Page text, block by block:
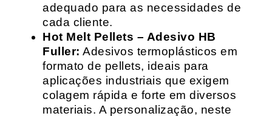
adequado para as necessidades de
cada cliente.
Hot Melt Pellets – Adesivo HB
Fuller: Adesivos termoplásticos em
formato de pellets, ideais para
aplicações industriais que exigem
colagem rápida e forte em diversos
materiais. A personalização, neste